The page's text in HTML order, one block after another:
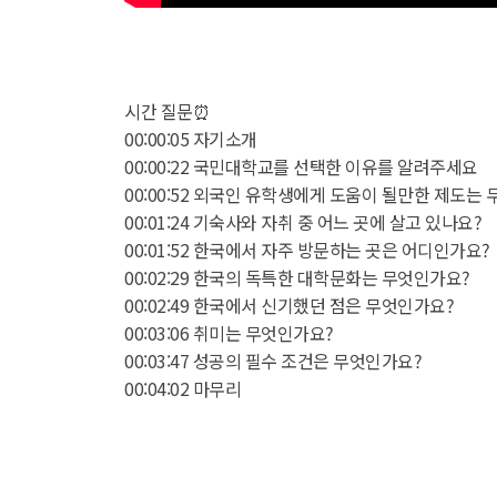
시간 질문⏰
00:00:05 자기소개
00:00:22 국민대학교를 선택한 이유를 알려주세요
00:00:52 외국인 유학생에게 도움이 될만한 제도는
00:01:24 기숙사와 자취 중 어느 곳에 살고 있나요?
00:01:52 한국에서 자주 방문하는 곳은 어디인가요?
00:02:29 한국의 독특한 대학문화는 무엇인가요?
00:02:49 한국에서 신기했던 점은 무엇인가요?
00:03:06 취미는 무엇인가요?
00:03:47 성공의 필수 조건은 무엇인가요?
00:04:02 마무리